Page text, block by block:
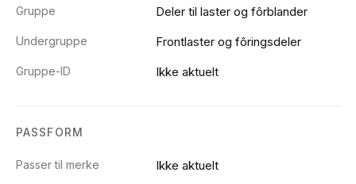
Gruppe Deler til laster og fôrblander
Undergruppe Frontlaster og fôringsdeler
Gruppe-ID Ikke aktuelt
PASSFORM
Passer til merke Ikke aktuelt